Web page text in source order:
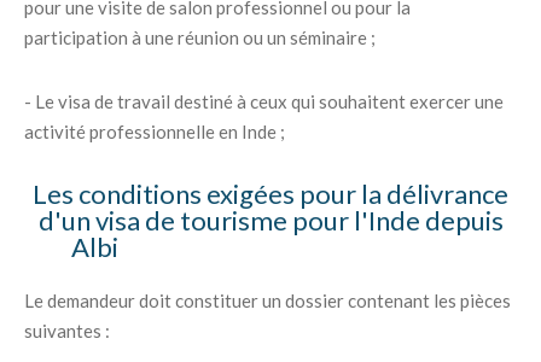
pour une visite de salon professionnel ou pour la
participation à une réunion ou un séminaire ;
- Le visa de travail destiné à ceux qui souhaitent exercer une
activité professionnelle en Inde ;
Les conditions exigées pour la délivrance
d'un visa de tourisme pour l'Inde depuis
Albi
Le demandeur doit constituer un dossier contenant les pièces
suivantes :